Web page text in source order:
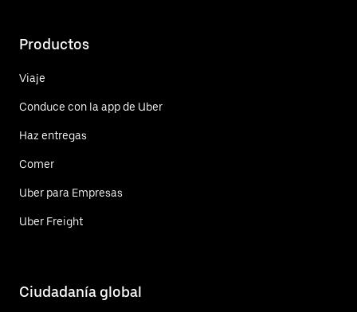
Productos
Viaje
Conduce con la app de Uber
Haz entregas
Comer
Uber para Empresas
Uber Freight
Ciudadanía global